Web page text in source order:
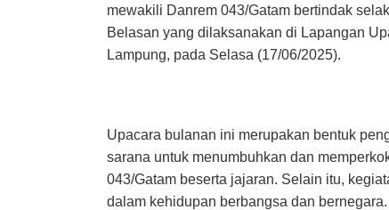
mewakili Danrem 043/Gatam bertindak
Belasan yang dilaksanakan di Lapangan
Lampung, pada Selasa (17/06/2025).
Upacara bulanan ini merupakan bentuk
sarana untuk menumbuhkan dan
043/Gatam beserta jajaran. Selain itu,
dalam kehidupan berbangsa dan bernegara.